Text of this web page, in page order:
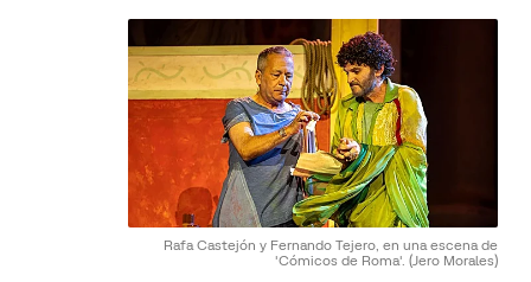
Rafa Castejón y Fernando Tejero, en una escena de
'Cómicos de Roma'. (Jero Morales)